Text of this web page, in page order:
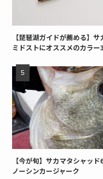
【琵琶湖ガイドが薦める】
ミドストにオススメのカラー
【今が旬】サカマタシャッ
ノーシンカージャーク